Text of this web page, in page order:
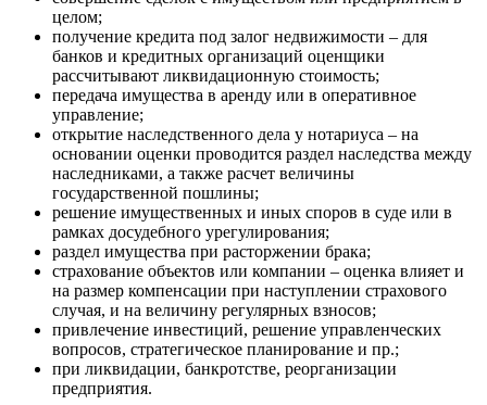
целом;
получение кредита под залог недвижимости – для
банков и кредитных организаций оценщики
рассчитывают ликвидационную стоимость;
передача имущества в аренду или в оперативное
управление;
открытие наследственного дела у нотариуса – на
основании оценки проводится раздел наследства между
наследниками, а также расчет величины
государственной пошлины;
решение имущественных и иных споров в суде или в
рамках досудебного урегулирования;
раздел имущества при расторжении брака;
страхование объектов или компании – оценка влияет и
на размер компенсации при наступлении страхового
случая, и на величину регулярных взносов;
привлечение инвестиций, решение управленческих
вопросов, стратегическое планирование и пр.;
при ликвидации, банкротстве, реорганизации
предприятия.
Борисоглебск
Боровичи
Бронницы
Брянск
Бугульма
Бугуруслан
Буйнакск
Бутурлиновка
Валдай
Валуйки
Великие Луки
Великий Новгород
Великий Устюг